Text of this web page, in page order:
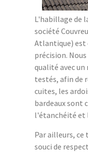
L'habillage de
société
Atlantique) est
précision.
qualité avec
testés, afin de
cuites, les
bardeaux sont
l'étanchéité et
Par ailleurs, ce
souci de